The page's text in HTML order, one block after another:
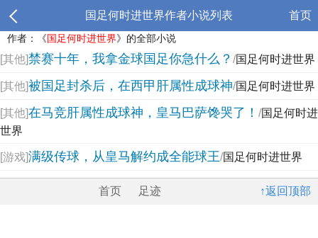
国足何时进世界作者小说列表 首页
作者：《国足何时进世界》的全部小说
[其他]禁赛十年，我拿金球国足你急什么？ /国足何时进世界
[其他]被国足封杀后，在西甲肝属性成球神/国足何时进世界
[其他]在马竞肝属性成球神，皇马巴萨馋哭了！ /国足何时进
世界
[游戏]满级传球，从皇马解约成全能球王/国足何时进世界
↑返回顶部
首页 足迹